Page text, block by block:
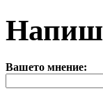
Вашето мнение: